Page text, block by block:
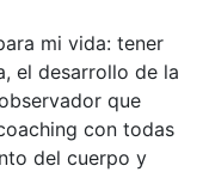
mi vida: tener
el desarrollo de la
que
con todas
del cuerpo y